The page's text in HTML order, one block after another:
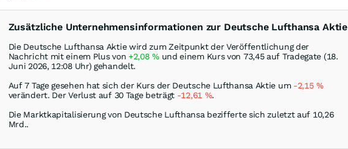
Zusätzliche Unternehmensinformationen zur Deutsche Lufthansa Aktie
Die Deutsche Lufthansa Aktie wird zum Zeitpunkt der Veröffentlichung der
Nachricht mit einem Plus von +2,08%und einem Kurs von 73,45 auf Tradegate (18.
Juni 2026, 12:08 Uhr) gehandelt.
Auf 7 Tage gesehen hat sich der Kurs der Deutsche Lufthansa Aktie um -2,15%
verändert. Der Verlust auf 30 Tage beträgt -12,61 %.
Die Marktkapitalisierung von Deutsche Lufthansa bezifferte sich zuletzt auf 10,26
Mrd..